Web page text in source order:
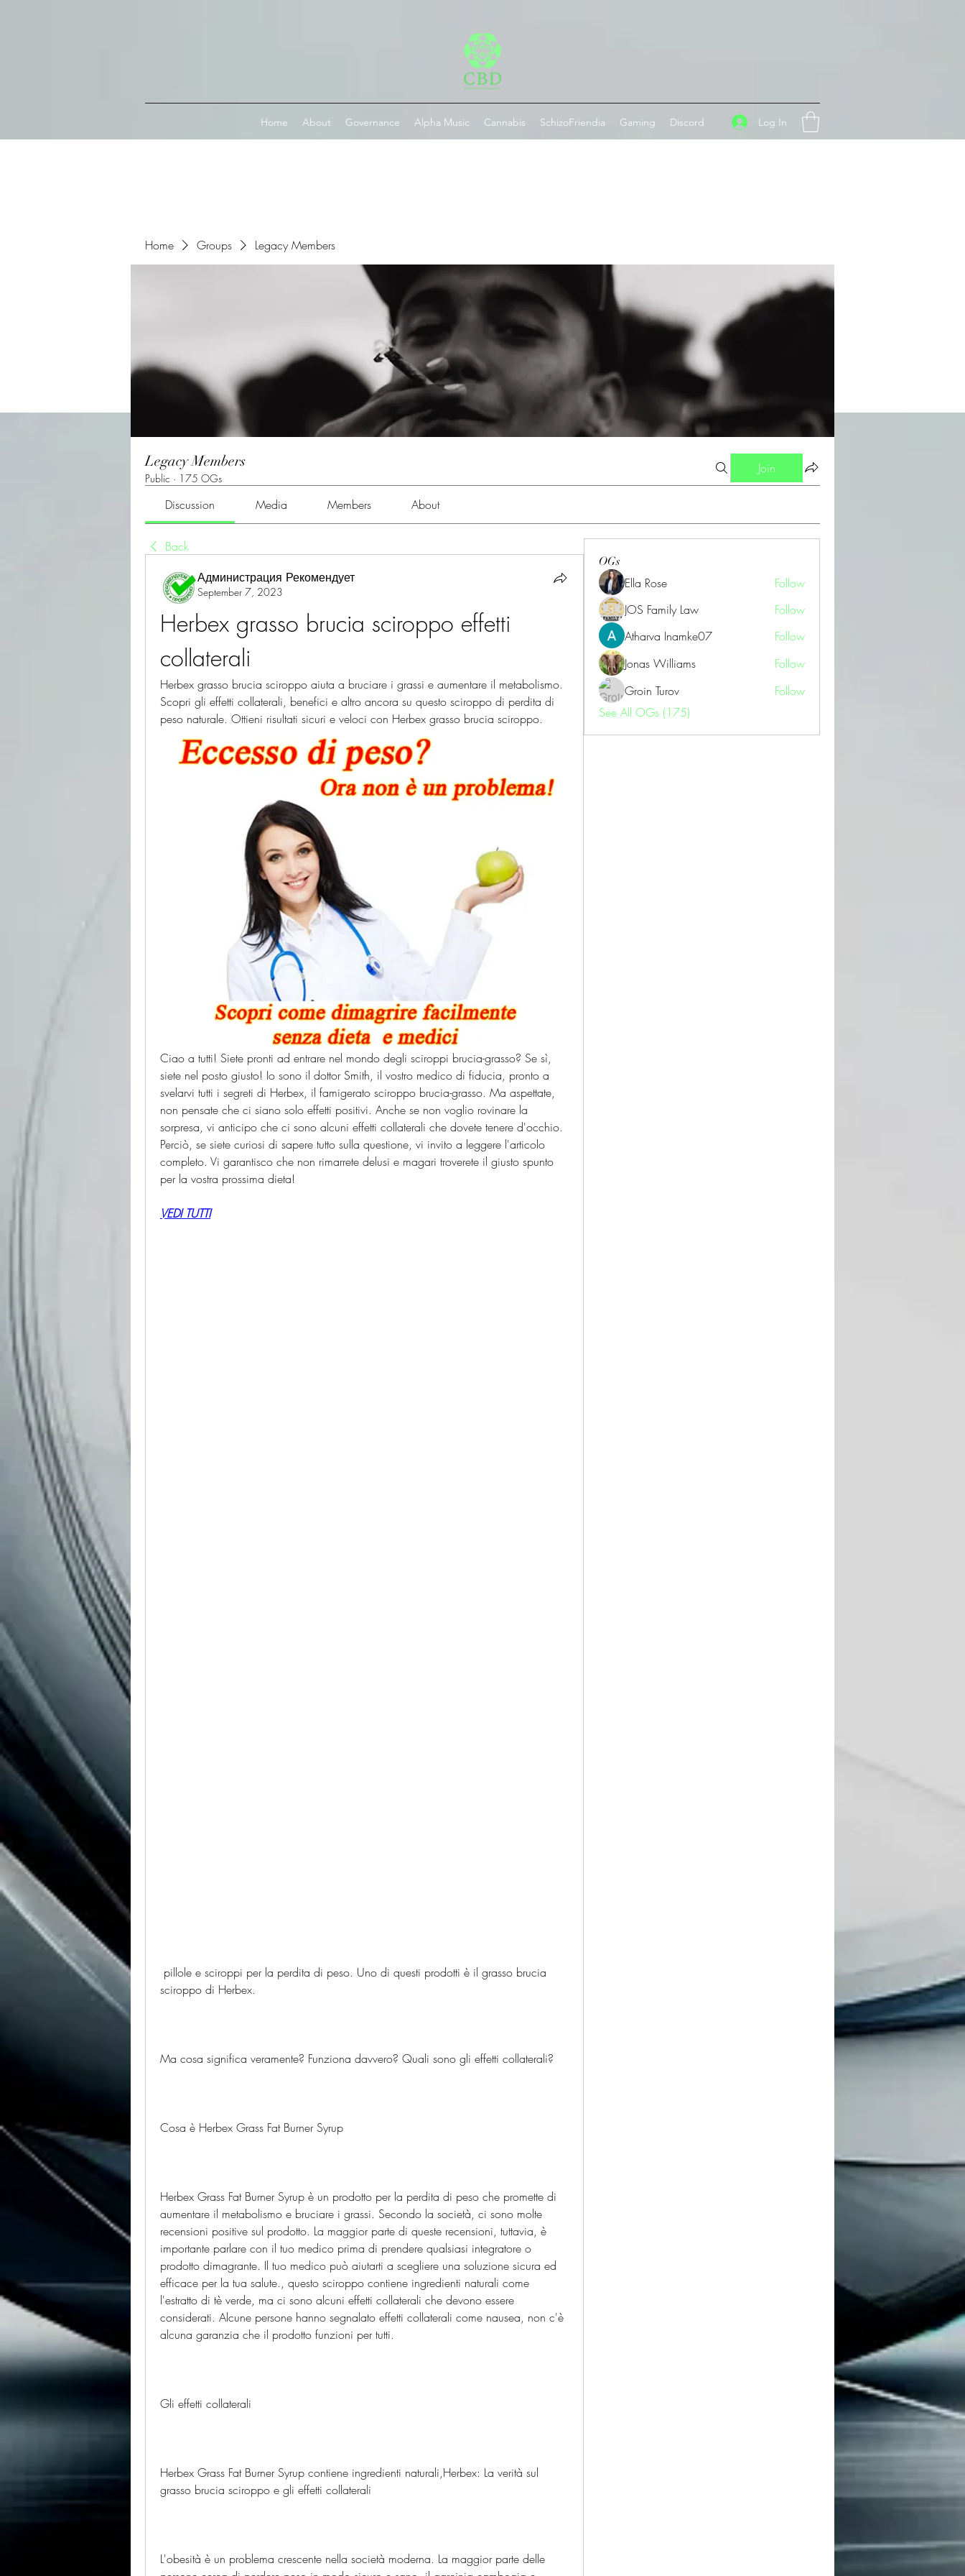
Home About Governance Alpha Music Cannabis SchizoFriendia Gaming Discord Log In
Home Groups Legacy Members
Legacy Members
Public · 175 OGs
Join
Discussion Media Members About
Back
Администрация Рекомендует
September 7, 2023
Herbex grasso brucia sciroppo effetti
collaterali
Herbex grasso brucia sciroppo aiuta a bruciare i grassi e aumentare il metabolismo.
Scopri gli effetti collaterali, benefici e altro ancora su questo sciroppo di perdita di
peso naturale. Ottieni risultati sicuri e veloci con Herbex grasso brucia sciroppo.
Ciao a tutti! Siete pronti ad entrare nel mondo degli sciroppi brucia-grasso? Se sì,
siete nel posto giusto! Io sono il dottor Smith, il vostro medico di fiducia, pronto a
svelarvi tutti i segreti di Herbex, il famigerato sciroppo brucia-grasso. Ma aspettate,
non pensate che ci siano solo effetti positivi. Anche se non voglio rovinare la
sorpresa, vi anticipo che ci sono alcuni effetti collaterali che dovete tenere d'occhio.
Perciò, se siete curiosi di sapere tutto sulla questione, vi invito a leggere l'articolo
completo. Vi garantisco che non rimarrete delusi e magari troverete il giusto spunto
per la vostra prossima dieta!
VEDI TUTTI
sciroppo di Herbex.
Ma cosa significa veramente? Funziona davvero? Quali sono gli effetti collaterali?
Cosa è Herbex Grass Fat Burner Syrup
Herbex Grass Fat Burner Syrup è un prodotto per la perdita di peso che promette di
aumentare il metabolismo e bruciare i grassi. Secondo la società, ci sono molte
recensioni positive sul prodotto. La maggior parte di queste recensioni, tuttavia, è
importante parlare con il tuo medico prima di prendere qualsiasi integratore o
prodotto dimagrante. Il tuo medico può aiutarti a scegliere una soluzione sicura ed
efficace per la tua salute., questo sciroppo contiene ingredienti naturali come
l'estratto di tè verde, ma ci sono alcuni effetti collaterali che devono essere
considerati. Alcune persone hanno segnalato effetti collaterali come nausea, non c'è
alcuna garanzia che il prodotto funzioni per tutti.
Gli effetti collaterali
Herbex Grass Fat Burner Syrup contiene ingredienti naturali,Herbex: La verità sul
grasso brucia sciroppo e gli effetti collaterali
L'obesità è un problema crescente nella società moderna. La maggior parte delle
OGs
Ella Rose
Follow
JOS Family Law
Follow
Atharva Inamke07
Follow
Jonas Williams
Follow
Groin Turov
Follow
See All OGs (175)